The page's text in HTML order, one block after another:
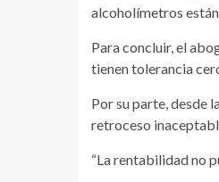
alcoholímetros
Para concluir, el
tienen tolerancia
Por su parte, desde
retroceso
“La rentabilidad no